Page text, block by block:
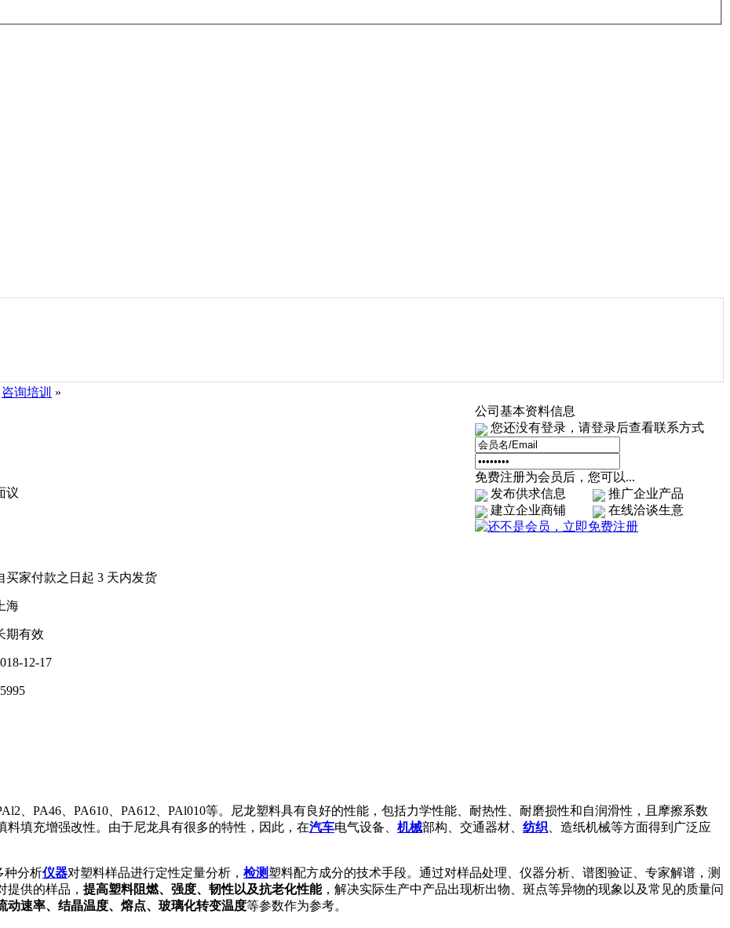
咨询培训 »
议
买家付款之日起 3 天内发货
海
期有效
12-17
公司基本资料信息
您还没有登录，请登录后查看联系方式
免费注册为会员后，您可以...
发布供求信息
推广企业产品
建立企业商铺
在线洽谈生意
、PA46、PA610、PA612、PAl010等。尼龙塑料具有良好的性能，包括力学性能、耐热性、耐磨损性和自润滑性，且摩擦系数
填充增强改性。由于尼龙具有很多的特性，因此，在汽车电气设备、 机械部构、交通器材、 纺织、造纸机械等方面得到广泛应
种分析仪器对塑料样品进行定性定量分析， 检测 塑料配方成分的技术手段。通过对样品处理、仪器分析、谱图验证、专家解谱，测
供的样品， 提高塑料阻燃、强度、韧性以及抗老化性能，解决实际生产中产品出现析出物、斑点等异物的现象以及常见的质量问
动速率、结晶温度、熔点、玻璃化转变温度等参数作为参考。